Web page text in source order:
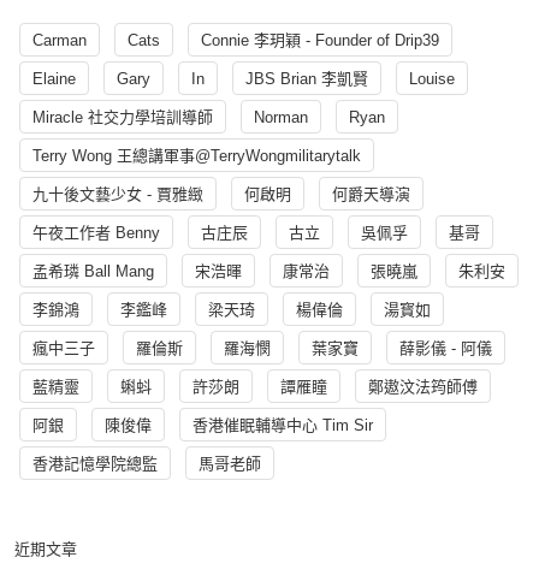
Carman Cats Connie 李玥穎 - Founder of Drip39
Elaine Gary In JBS Brian 李凱賢 Louise
Miracle 社交力學培訓導師 Norman Ryan
Terry Wong 王總講軍事@TerryWongmilitarytalk
九十後文藝少女 - 賈雅緻 何啟明 何爵天導演
午夜工作者 Benny 古庄辰 古立 吳佩孚 基哥
孟希璘 Ball Mang 宋浩暉 康常治 張曉嵐 朱利安
李錦鴻 李鑑峰 梁天琦 楊偉倫 湯寳如
瘋中三子 羅倫斯 羅海憫 葉家寶 薛影儀 - 阿儀
藍精靈 蝌蚪 許莎朗 譚雁瞳 鄭遨汶法筠師傅
阿銀 陳俊偉 香港催眠輔導中心 Tim Sir
香港記憶學院總監 馬哥老師
近期文章